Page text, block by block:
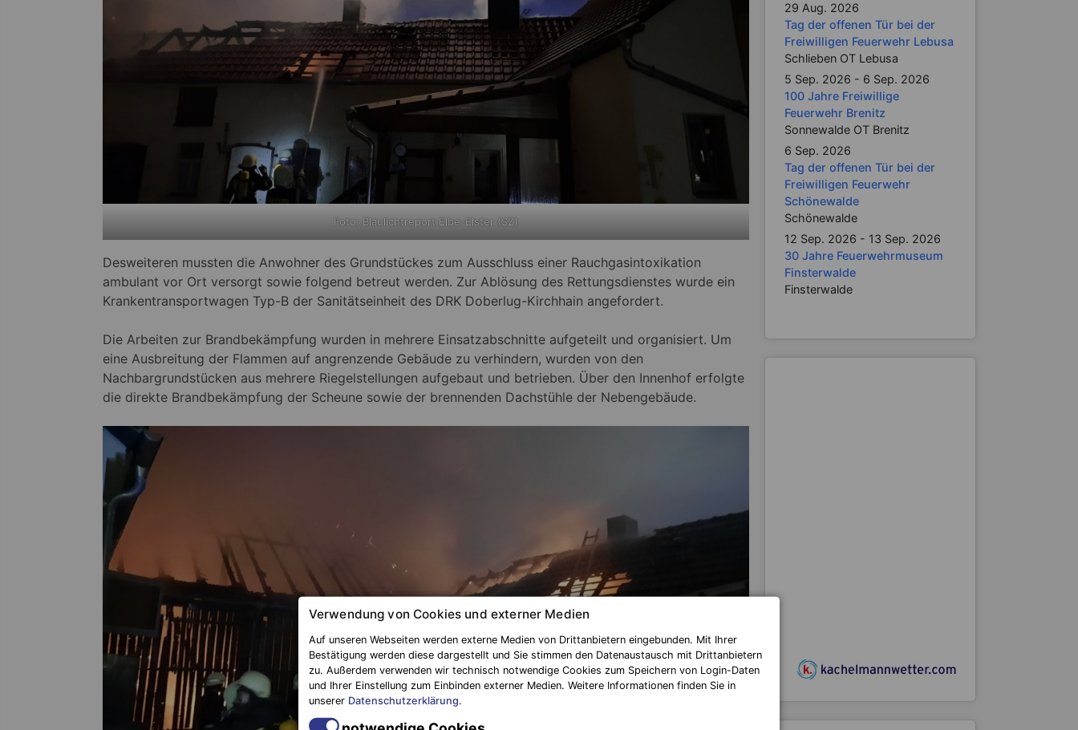
Foto: Blaulichtreport Elbe-Elster (SZ)
Desweiteren mussten die Anwohner des Grundstückes zum Ausschluss einer Rauchgasintoxikation
ambulant vor Ort versorgt sowie folgend betreut werden. Zur Ablösung des Rettungsdienstes wurde ein
Krankentransportwagen Typ-B der Sanitätseinheit des DRK Doberlug-Kirchhain angefordert.
Die Arbeiten zur Brandbekämpfung wurden in mehrere Einsatzabschnitte aufgeteilt und organisiert. Um
eine Ausbreitung der Flammen auf angrenzende Gebäude zu verhindern, wurden von den
Nachbargrundstücken aus mehrere Riegelstellungen aufgebaut und betrieben. Über den Innenhof erfolgte
die direkte Brandbekämpfung der Scheune sowie der brennenden Dachstühle der Nebengebäude.
29 Aug. 2026
Tag der offenen Tür bei der
Freiwilligen Feuerwehr Lebusa
Schlieben OT Lebusa
5 Sep. 2026 - 6 Sep. 2026
100 Jahre Freiwillige
Feuerwehr Brenitz
Sonnewalde OT Brenitz
6 Sep. 2026
Tag der offenen Tür bei der
Freiwilligen Feuerwehr
Schönewalde
Schönewalde
12 Sep. 2026 - 13 Sep. 2026
30 Jahre Feuerwehrmuseum
Finsterwalde
Finsterwalde
Verwendung von Cookies und externer Medien
Auf unseren Webseiten werden externe Medien von Drittanbietern eingebunden. Mit Ihrer
Bestätigung werden diese dargestellt und Sie stimmen den Datenaustausch mit Drittanbietern
zu. Außerdem verwenden wir technisch notwendige Cookies zum Speichern von Login-Daten
und Ihrer Einstellung zum Einbinden externer Medien. Weitere Informationen finden Sie in
unserer Datenschutzerklärung.